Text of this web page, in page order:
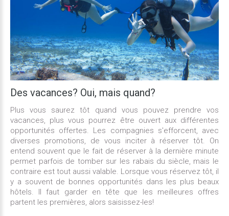
Des vacances? Oui, mais quand?
Plus vous saurez tôt quand vous pouvez prendre vos
vacances, plus vous pourrez être ouvert aux différentes
opportunités offertes. Les compagnies s'efforcent, avec
diverses promotions, de vous inciter à réserver tôt. On
entend souvent que le fait de réserver à la dernière minute
permet parfois de tomber sur les rabais du siècle, mais le
contraire est tout aussi valable. Lorsque vous réservez tôt, il
y a souvent de bonnes opportunités dans les plus beaux
hôtels. Il faut garder en tête que les meilleures offres
partent les premières, alors saisissez-les!